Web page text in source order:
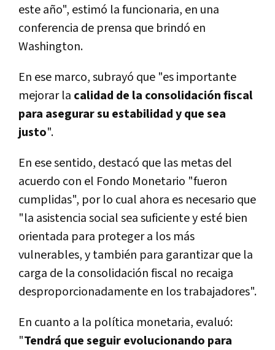
este año", estimó la funcionaria, en una
conferencia de prensa que brindó en
Washington.
En ese marco, subrayó que "es importante
mejorar la calidad de la consolidación fiscal
para asegurar su estabilidad y que sea
justo".
En ese sentido, destacó que las metas del
acuerdo con el Fondo Monetario "fueron
cumplidas", por lo cual ahora es necesario que
"la asistencia social sea suficiente y esté bien
orientada para proteger a los más
vulnerables, y también para garantizar que la
carga de la consolidación fiscal no recaiga
desproporcionadamente en los trabajadores".
En cuanto a la política monetaria, evaluó:
"Tendrá que seguir evolucionando para